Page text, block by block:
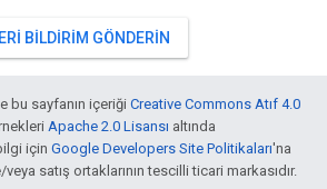
BILDIRIM GÖNDERIN
bu sayfanın içeriği Creative Commons Atıf 4.0
Apache 2.0 Lisansı altında
için Google Developers Site Politikaları'na
satış ortaklarının tescilli ticari markasıdır.